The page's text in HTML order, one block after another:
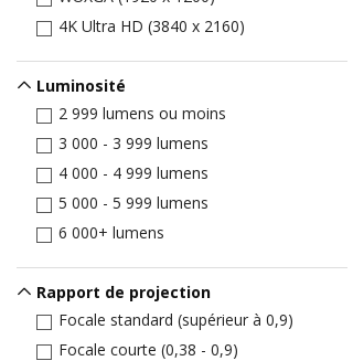
4K Ultra HD (3840 x 2160)
Luminosité
2 999 lumens ou moins
3 000 - 3 999 lumens
4 000 - 4 999 lumens
5 000 - 5 999 lumens
6 000+ lumens
Rapport de projection
Focale standard (supérieur à 0,9)
Focale courte (0,38 - 0,9)